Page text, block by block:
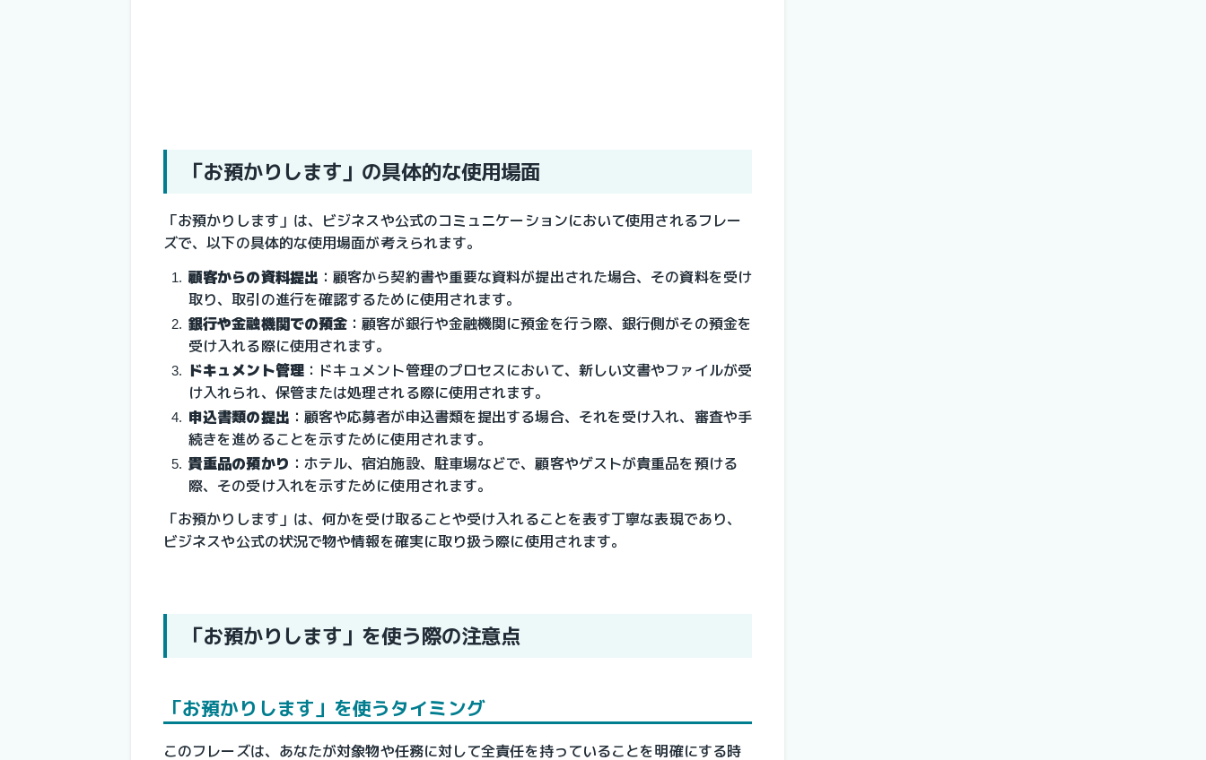
「お預かりします」の具体的な使用場面
「お預かりします」は、ビジネスや公式のコミュニケーションにおいて使用されるフレー
ズで、以下の具体的な使用場面が考えられます。
顧客からの資料提出 ：顧客から契約書や重要な資料が提出された場合、その資料を受け
取り、取引の進行を確認するために使用されます。
銀行や金融機関での預金 ：顧客が銀行や金融機関に預金を行う際、銀行側がその預金を
受け入れる際に使用されます。
ドキュメント管理： ドキュメント管理のプロセスにおいて、新しい文書やファイルが受
け入れられ、保管または処理される際に使用されます。
申込書類の提出 ： 顧客や応募者が申込書類を提出する場合、それを受け入れ、審査や手
続きを進めることを示すために使用されます。
貴重品の預かり ： ホテル、宿泊施設、駐車場などで、顧客やゲストが貴重品を預ける
際、その受け入れを示すために使用されます。
「お預かりします」は、何かを受け取ることや受け入れることを表す丁寧な表現であり、
ビジネスや公式の状況で物や情報を確実に取り扱う際に使用されます。
「お預かりします」を使う際の注意点
「お預かりします」を使うタイミング
このフレーズは、あなたが対象物や任務に対して全責任を持っていることを明確にする時